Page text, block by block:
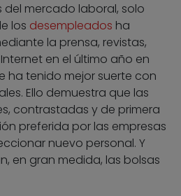
del mercado laboral, solo
los desempleados ha
la prensa, revistas,
en el último año en
ha tenido mejor suerte con
Ello demuestra que las
contrastadas y de primera
preferida por las empresas
nuevo personal. Y
en gran medida, las bolsas